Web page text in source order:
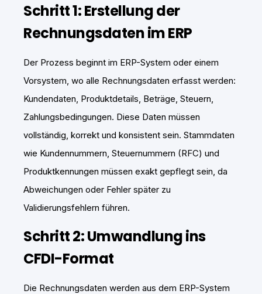
Schritt 1: Erstellung der
Rechnungsdaten im ERP
Der Prozess beginnt im ERP-System oder einem
Vorsystem, wo alle Rechnungsdaten erfasst werden:
Kundendaten, Produktdetails, Beträge, Steuern,
Zahlungsbedingungen. Diese Daten müssen
vollständig, korrekt und konsistent sein. Stammdaten
wie Kundennummern, Steuernummern (RFC) und
Produktkennungen müssen exakt gepflegt sein, da
Abweichungen oder Fehler später zu
Validierungsfehlern führen.
Schritt 2: Umwandlung ins
CFDI-Format
Die Rechnungsdaten werden aus dem ERP-System